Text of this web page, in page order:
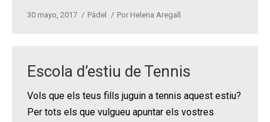
30 mayo, 2017 Pàdel Por Helena Aregall
Escola d’estiu de Tennis
Vols que els teus fills juguin a tennis aquest estiu?
Per tots els que vulgueu apuntar els vostres